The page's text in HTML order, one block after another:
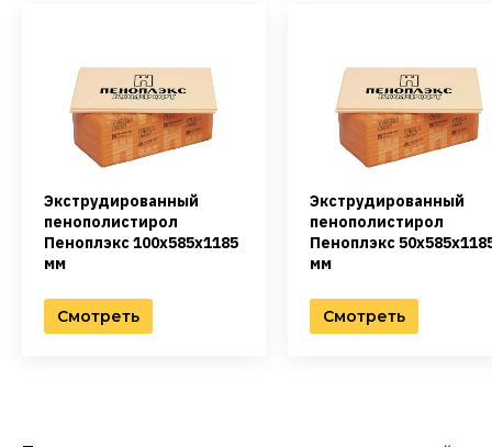
Экструдированный
пенополистирол
Пеноплэкс 100х585х1185
мм
Смотреть
Экструдированный
пенополистирол
Пеноплэкс
мм
Смотреть